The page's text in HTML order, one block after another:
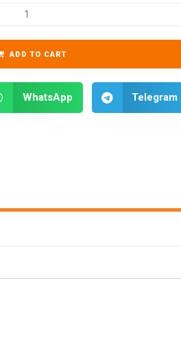
ADD TO CART
WhatsApp Telegram